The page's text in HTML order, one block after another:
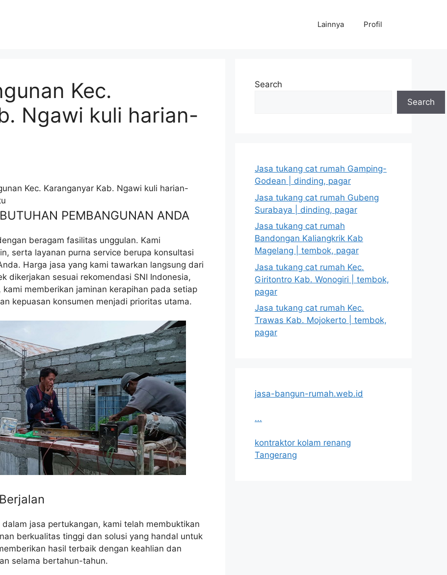
Lainnya Profil
Kec.
Ngawi kuli harian-
Kec. Karanganyar Kab. Ngawi kuli harian-
PEMBANGUNAN ANDA
beragam fasilitas unggulan. Kami
serta layanan purna service berupa konsultasi
Harga jasa yang kami tawarkan langsung dari
dikerjakan sesuai rekomendasi SNI Indonesia,
memberikan jaminan kerapihan pada setiap
kepuasan konsumen menjadi prioritas utama.
jasa pertukangan, kami telah membuktikan
berkualitas tinggi dan solusi yang handal untuk
hasil terbaik dengan keahlian dan
selama bertahun-tahun.
Search
Search
Jasa tukang cat rumah Gamping-
Godean | dinding, pagar
Jasa tukang cat rumah Gubeng
Surabaya | dinding, pagar
Jasa tukang cat rumah
Bandongan Kaliangkrik Kab
Magelang | tembok, pagar
Jasa tukang cat rumah Kec.
Giritontro Kab. Wonogiri | tembok,
pagar
Jasa tukang cat rumah Kec.
Trawas Kab. Mojokerto | tembok,
pagar
jasa-bangun-rumah.web.id
...
kontraktor kolam renang
Tangerang